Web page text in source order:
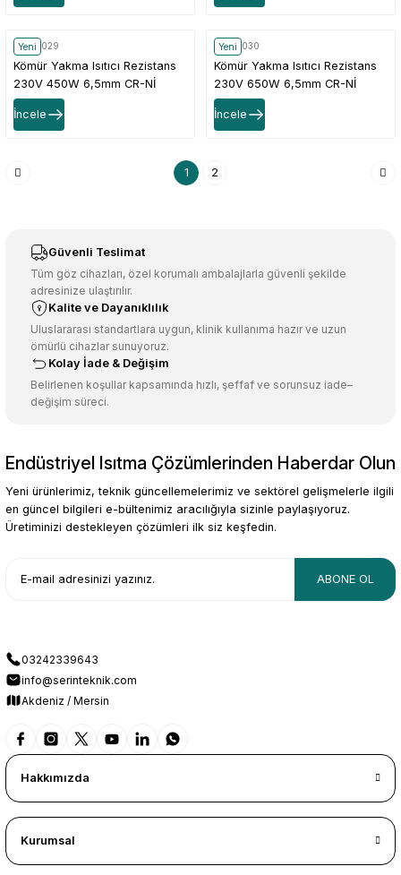
Yeni
23.05.029
Kömür Yakma Isıtıcı Rezistans
230V 450W 6,5mm CR-Nİ
İncele
Yeni
23.05.030
Kömür Yakma Isıtıcı Rezistans
230V 650W 6,5mm CR-Nİ
İncele
1 2
Güvenli Teslimat
Tüm göz cihazları, özel korumalı ambalajlarla güvenli şekilde
adresinize ulaştırılır.
Kalite ve Dayanıklılık
Uluslararası standartlara uygun, klinik kullanıma hazır ve uzun
ömürlü cihazlar sunuyoruz.
Kolay İade & Değişim
Belirlenen koşullar kapsamında hızlı, şeffaf ve sorunsuz iade–
değişim süreci.
Endüstriyel Isıtma Çözümlerinden Haberdar Olun
Yeni ürünlerimiz, teknik güncellemelerimiz ve sektörel gelişmelerle ilgili
en güncel bilgileri e-bültenimiz aracılığıyla sizinle paylaşıyoruz.
Üretiminizi destekleyen çözümleri ilk siz keşfedin.
ABONE OL
03242339643
info@serinteknik.com
Akdeniz / Mersin
Hakkımızda
Kurumsal